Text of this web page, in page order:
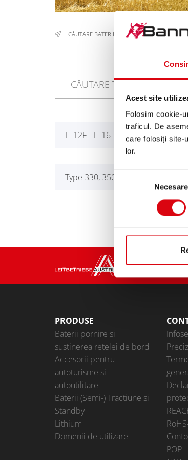
Acest site
Folosim cookie-
traficul. De
care folosiți site-
lor.
Selecția
consimțământului
Necesare
CĂUTARE BATERII UTILAJE PENTRU
H 12F - H 16
Type 330, 350
PRODUSE
Baterii pornire si
sustinerea retelei de bord
Accesorii pentru
autoturisme şi
autoutilitare
Baterii (Semi-) Tractiune si
Standby
Lithium
Domenii de utilizare
POP